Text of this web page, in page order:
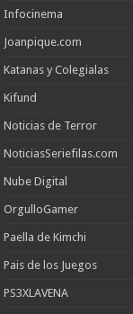
Infocinema
Joanpique.com
Katanas y Colegialas
Kifund
Noticias de Terror
NoticiasSeriefilas.com
Nube Digital
OrgulloGamer
Paella de Kimchi
Pais de los Juegos
PS3XLAVENA